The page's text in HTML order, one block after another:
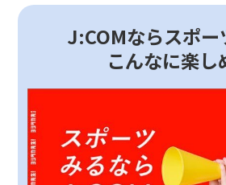
J:COMならスポー
こんなに楽し